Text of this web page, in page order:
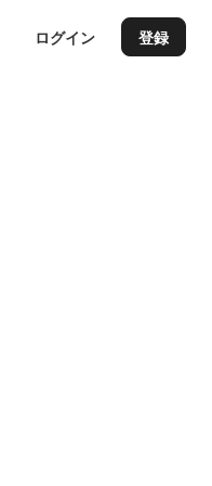
ログイン 登録